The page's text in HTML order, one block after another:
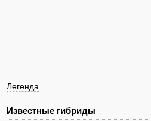
Легенда
Известные гибриды